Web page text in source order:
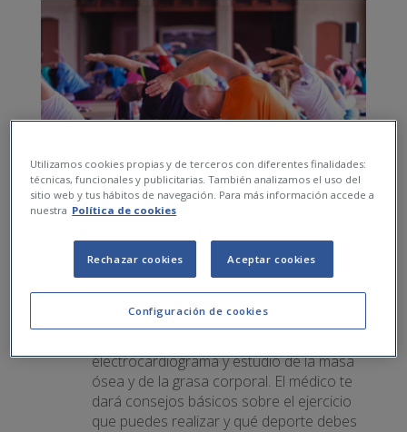
deporte, es importante que recuerdes:
Considerar tuestado físicoy, en su
medicina deportiva. Lo habitual es que se
electrocardiograma y estudio de la masa
ósea y de la grasa corporal. El médico te
dará consejos básicos sobre el ejercicio
que puedes realizar y qué deporte debes
Utilizamos cookies propias y de terceros con diferentes finalidades:
técnicas, funcionales y publicitarias. También analizamos el uso del
sitio web y tus hábitos de navegación. Para más información accede a
nuestra Política de cookies
Configuración de cookies
Rechazar cookies Aceptar cookies